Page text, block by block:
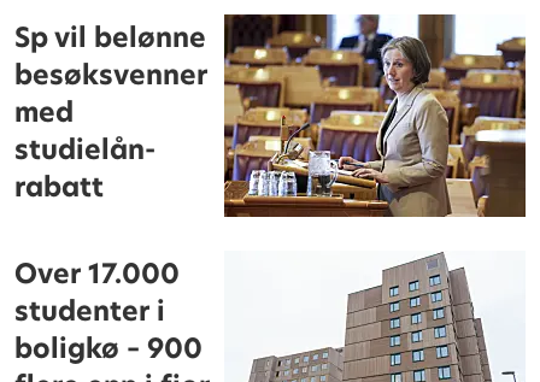
Sp vil belønne
besøksvenner
med
studielån-
rabatt
Over 17.000
studenter i
boligkø – 900